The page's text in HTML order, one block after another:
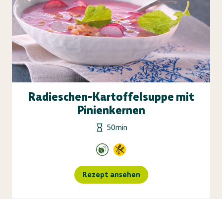
Radieschen-Kartoffelsuppe mit
Pinienkernen
50min
Rezept ansehen